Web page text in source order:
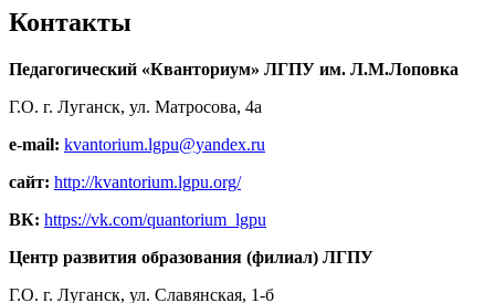
Контакты
Педагогический «Кванториум» ЛГПУ им. Л.М.Лоповка
Г.О. г. Луганск, ул. Матросова, 4а
e-mail: kvantorium.lgpu@yandex.ru
сайт: http://kvantorium.lgpu.org/
ВК: https://vk.com/quantorium_lgpu
Центр развития образования (филиал) ЛГПУ
Г.О. г. Луганск, ул. Славянская, 1-б